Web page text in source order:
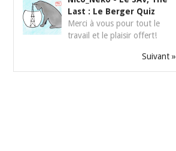
Last : Le Berger Quiz
Merci à vous pour tout le
travail et le plaisir offert!
Suivant »